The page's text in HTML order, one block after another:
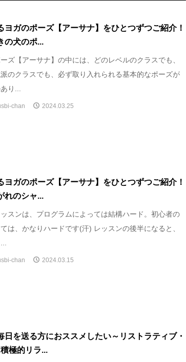
ヨガのポーズ【アーサナ】をひとつずつご紹介！
の犬のポ...
ズ【アーサナ】の中には、どのレベルのクラスでも、
のクラスでも、必ず取り入れられる基本的なポーズが
り...
chan 2024.03.25
ヨガのポーズ【アーサナ】をひとつずつご紹介！
れのシャ...
スンは、プログラムによっては結構ハード。初心者の
は、かなりハードです(汗) レッスンの後半になると、
chan 2024.03.15
日を送る方におススメしたい～リストラティブ・
極的リラ...